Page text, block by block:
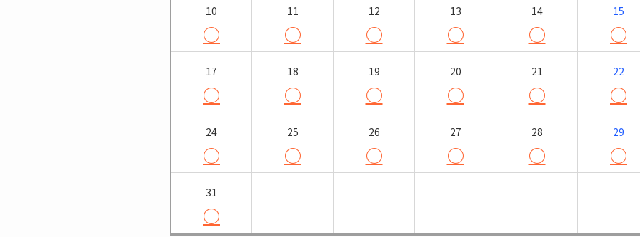
10
○
11
○
12
○
13
○
14
○
15
○
17
○
18
○
19
○
20
○
21
○
22
○
24
○
25
○
26
○
27
○
28
○
29
○
31
○